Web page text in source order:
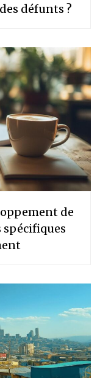
défunts ?
de
spécifiques